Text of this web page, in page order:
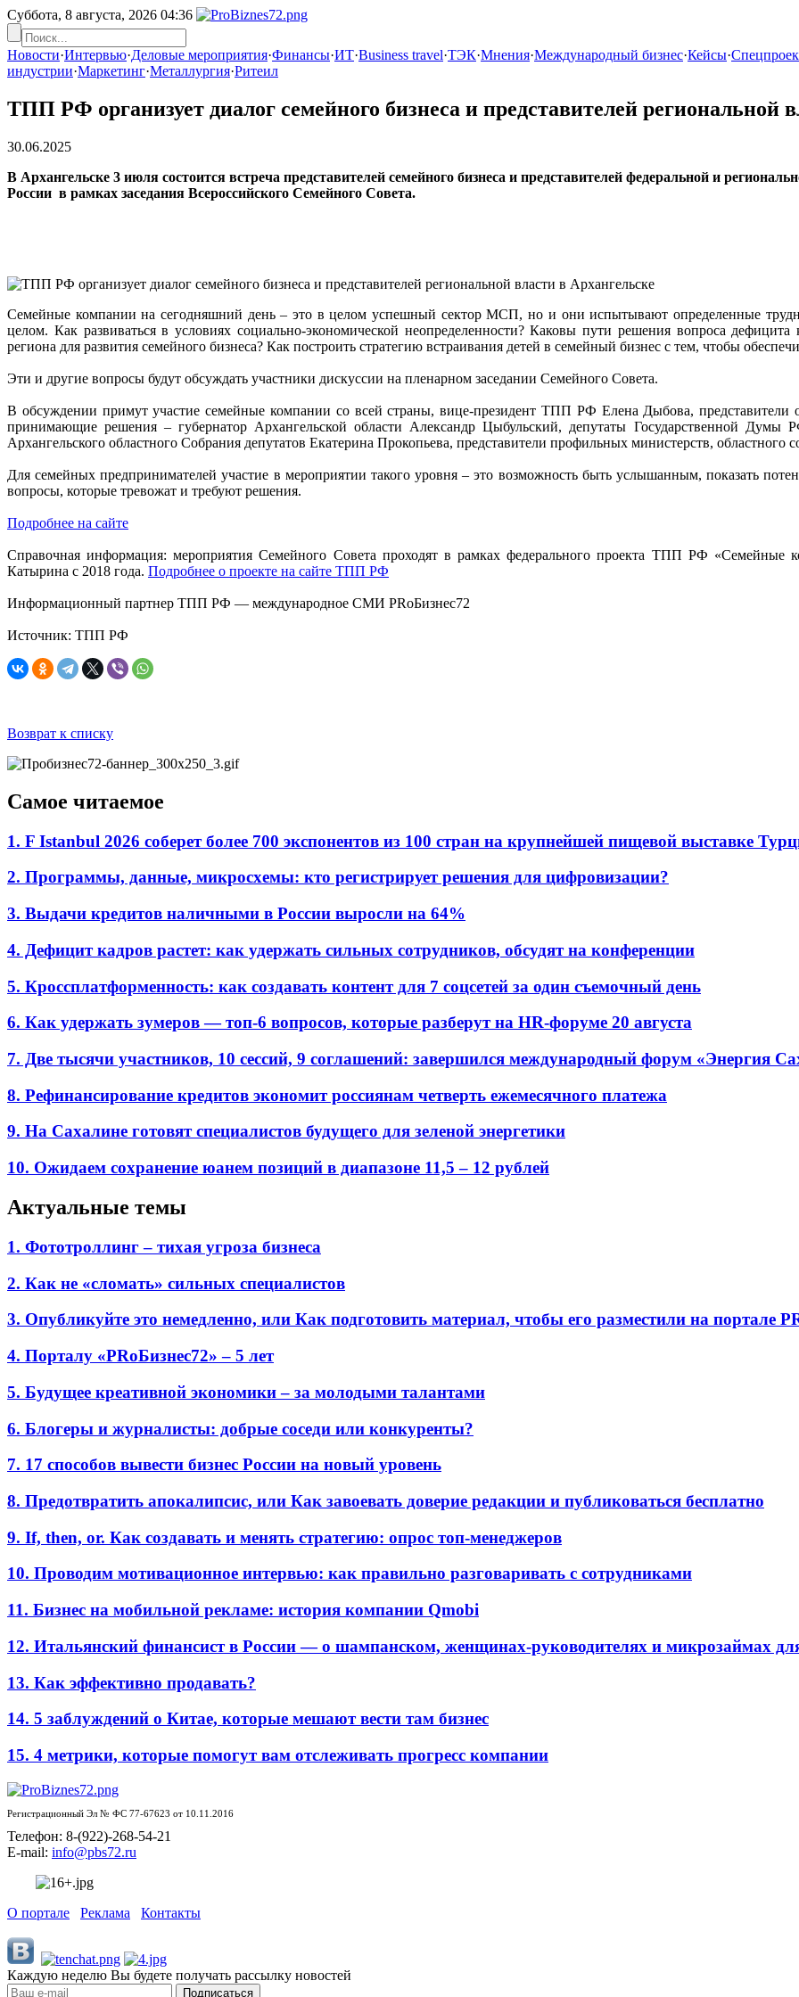
Суббота, 8 августа, 2026 04:36
Новости·Интервью·Деловые мероприятия·Финансы·ИТ·Business travel·ТЭК·Мнения·Международный бизнес·Кейсы·
индустрии·Маркетинг·Металлургия·Ритеил
ТПП РФ организует диалог семейного бизнеса и представителей региональной
30.06.2025
В Архангельске 3 июля состоится встреча представителей семейного бизнеса и представителей федеральной и
России в рамках заседания Всероссийского Семейного Совета.
Семейные компании на сегодняшний день – это в целом успешный сектор МСП, но и они испытывают определенные
целом. Как развиваться в условиях социально-экономической неопределенности? Каковы пути решения вопроса дефицита
региона для развития семейного бизнеса? Как построить стратегию встраивания детей в семейный бизнес с тем, чтобы
Эти и другие вопросы будут обсуждать участники дискуссии на пленарном заседании Семейного Совета.
В обсуждении примут участие семейные компании со всей страны, вице-президент ТПП РФ Елена Дыбова, представители
принимающие решения – губернатор Архангельской области Александр Цыбульский, депутаты Государственной
Архангельского областного Собрания депутатов Екатерина Прокопьева, представители профильных министерств, областного
Для семейных предпринимателей участие в мероприятии такого уровня – это возможность быть услышанным, показать
вопросы, которые тревожат и требуют решения.
Подробнее на сайте
Справочная информация: мероприятия Семейного Совета проходят в рамках федерального проекта ТПП РФ «Семейные
Катырина с 2018 года. Подробнее о проекте на сайте ТПП РФ
Информационный партнер ТПП РФ — международное СМИ PRоБизнес72
Источник: ТПП РФ
Возврат к списку
Самое читаемое
1. F Istanbul 2026 соберет более 700 экспонентов из 100 стран на крупнейшей пищевой выставке
2. Программы, данные, микросхемы: кто регистрирует решения для цифровизации?
3. Выдачи кредитов наличными в России выросли на 64%
4. Дефицит кадров растет: как удержать сильных сотрудников, обсудят на конференции
5. Кроссплатформенность: как создавать контент для 7 соцсетей за один съемочный день
6. Как удержать зумеров — топ-6 вопросов, которые разберут на HR-форуме 20 августа
7. Две тысячи участников, 10 сессий, 9 соглашений: завершился международный форум «Энергия
8. Рефинансирование кредитов экономит россиянам четверть ежемесячного платежа
9. На Сахалине готовят специалистов будущего для зеленой энергетики
10. Ожидаем сохранение юанем позиций в диапазоне 11,5 – 12 рублей
Актуальные темы
1. Фототроллинг – тихая угроза бизнеса
2. Как не «сломать» сильных специалистов
3. Опубликуйте это немедленно, или Как подготовить материал, чтобы его разместили на портале
4. Порталу «PRоБизнес72» – 5 лет
5. Будущее креативной экономики – за молодыми талантами
6. Блогеры и журналисты: добрые соседи или конкуренты?
7. 17 способов вывести бизнес России на новый уровень
8. Предотвратить апокалипсис, или Как завоевать доверие редакции и публиковаться бесплатно
9. If, then, or. Как создавать и менять стратегию: опрос топ-менеджеров
10. Проводим мотивационное интервью: как правильно разговаривать с сотрудниками
11. Бизнес на мобильной рекламе: история компании Qmobi
12. Итальянский финансист в России — о шампанском, женщинах-руководителях и микрозаймах
13. Как эффективно продавать?
14. 5 заблуждений о Китае, которые мешают вести там бизнес
15. 4 метрики, которые помогут вам отслеживать прогресс компании
Регистрационный Эл № ФС 77-67623 от 10.11.2016
Телефон: 8-(922)-268-54-21
E-mail: info@pbs72.ru
О портале Реклама Контакты
Каждую неделю Вы будете получать рассылку новостей